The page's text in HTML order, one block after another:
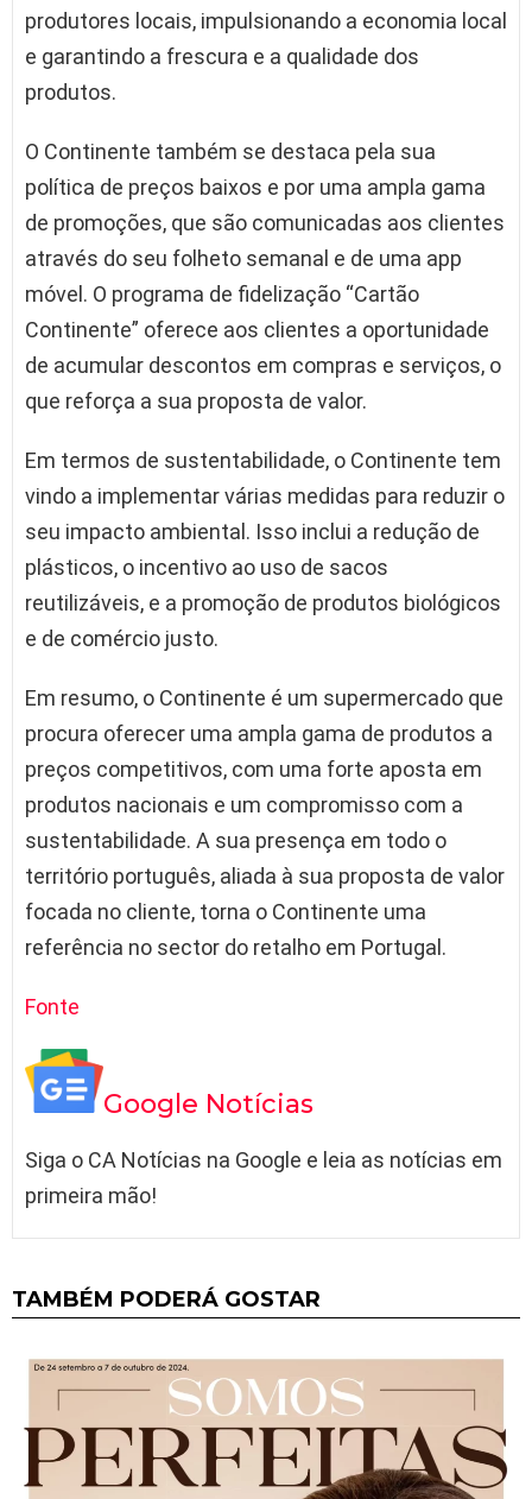
produtores locais, impulsionando a economia local
e garantindo a frescura e a qualidade dos
produtos.
O Continente também se destaca pela sua
política de preços baixos e por uma ampla gama
de promoções, que são comunicadas aos clientes
através do seu folheto semanal e de uma app
móvel. O programa de fidelização “Cartão
Continente” oferece aos clientes a oportunidade
de acumular descontos em compras e serviços, o
que reforça a sua proposta de valor.
Em termos de sustentabilidade, o Continente tem
vindo a implementar várias medidas para reduzir o
seu impacto ambiental. Isso inclui a redução de
plásticos, o incentivo ao uso de sacos
reutilizáveis, e a promoção de produtos biológicos
e de comércio justo.
Em resumo, o Continente é um supermercado que
procura oferecer uma ampla gama de produtos a
preços competitivos, com uma forte aposta em
produtos nacionais e um compromisso com a
sustentabilidade. A sua presença em todo o
território português, aliada à sua proposta de valor
focada no cliente, torna o Continente uma
referência no sector do retalho em Portugal.
Fonte
Google Notícias
Siga o CA Notícias na Google e leia as notícias em
primeira mão!
TAMBÉM PODERÁ GOSTAR